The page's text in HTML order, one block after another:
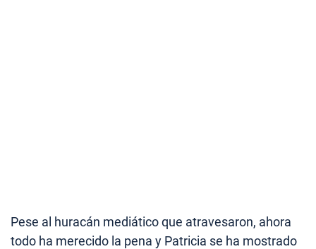
Pese al huracán mediático que atravesaron, ahora
todo ha merecido la pena y Patricia se ha mostrado